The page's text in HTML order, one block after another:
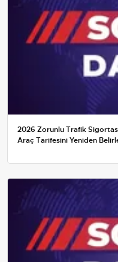
2026 Zorunlu Trafik
Araç Tarifesini Yeniden